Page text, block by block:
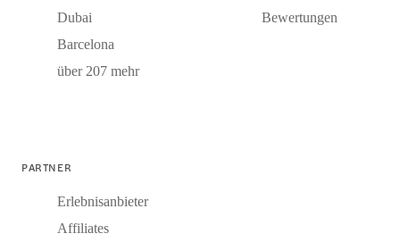
Dubai
Barcelona
über 207 mehr
Bewertungen
PARTNER
Erlebnisanbieter
Affiliates